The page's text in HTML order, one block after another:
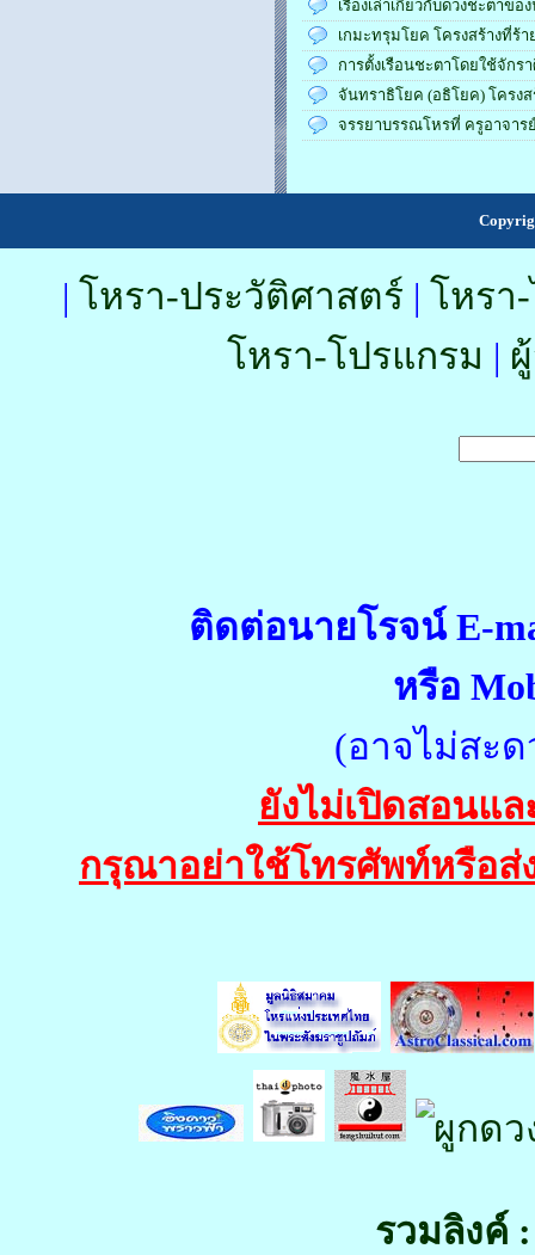
เรื่องเล่าเกี่ยวกับดวงชะตาขอ
เกมะทรุมโยค โครงสร้างที่ร้
การตั้งเรือนชะตาโดยใช้จักร
จันทราธิโยค (อธิโยค) โครง
จรรยาบรรณโหรที่ ครูอาจาร
| โหรา-ประวัติศาสตร์ | โหรา
โหรา-โปรแกรม |
ติดต่อนายโรจน์ E-
หรือ
(อาจไม่สะด
ยังไม่เปิดสอนแ
กรุณาอย่าใช้โทรศัพท์หรือส่
รวมลิงค์